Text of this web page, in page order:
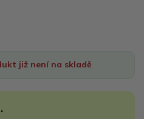
již není na skladě